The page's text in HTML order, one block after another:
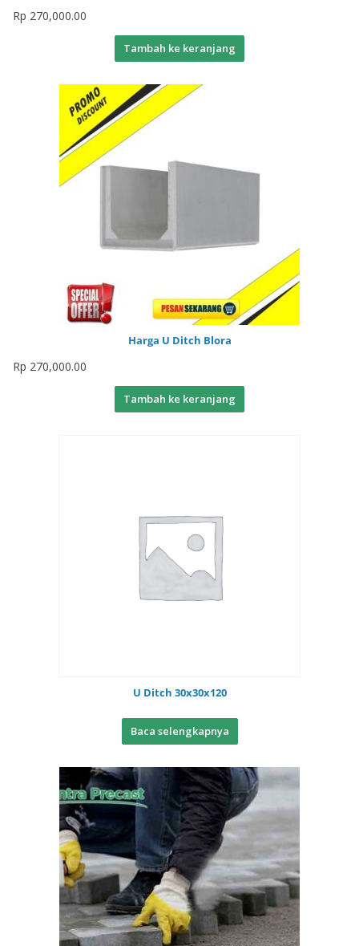
Rp 270,000.00
Tambah ke keranjang
Harga U Ditch Blora
Rp 270,000.00
Tambah ke keranjang
U Ditch 30x30x120
Baca selengkapnya